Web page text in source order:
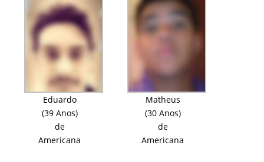
Eduardo
(39 Anos)
de
Americana
Matheus
(30 Anos)
de
Americana